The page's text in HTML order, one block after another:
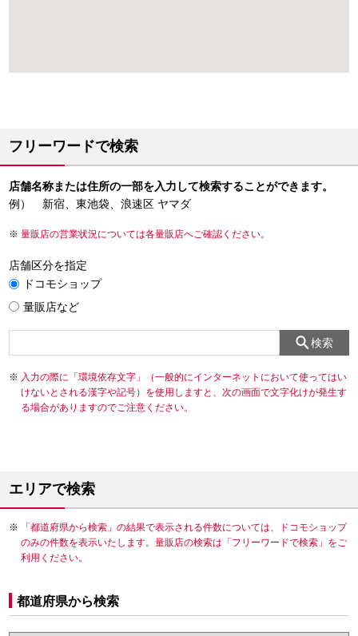
フリーワードで検索
店舗名称または住所の一部を入力して検索することができます。
例） 新宿、東池袋、浪速区 ヤマダ
量販店の営業状況については各量販店へご確認ください。
店舗区分を指定
ドコモショップ
量販店など
検索
入力の際に「環境依存文字」（一般的にインターネットにおいて使ってはい
けないとされる漢字や記号）を使用しますと、次の画面で文字化けが発生す
る場合がありますのでご注意ください。
エリアで検索
「都道府県から検索」の結果で表示される件数については、ドコモショップ
のみの件数を表示いたします。量販店の検索は「フリーワードで検索」をご
利用ください。
都道府県から検索